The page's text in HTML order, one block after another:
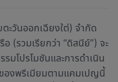
ะวันออกเฉียงใต่) จำกัด
(รวมเรียกว่า “ดิสนีย์”) จะ
มโปรโมชันและการดำเนิน
องพรีเมียมตามแคมเปญนี้